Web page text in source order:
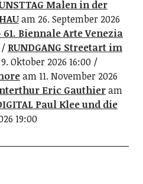
Malen in der
am 26. September 2026
Biennale Arte Venezia
RUNDGANG Streetart im
Oktober 2026 16:00
am 11. November 2026
Eric Gauthieram
Paul Klee und die
19:00